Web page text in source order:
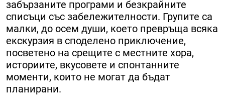
забързаните програми и безкрайните
списъци със забележителности. Групите са
малки, до осем души, което превръща всяка
екскурзия в споделено приключение,
посветено на срещите с местните хора,
историите, вкусовете и спонтанните
моменти, които не могат да бъдат
планирани.